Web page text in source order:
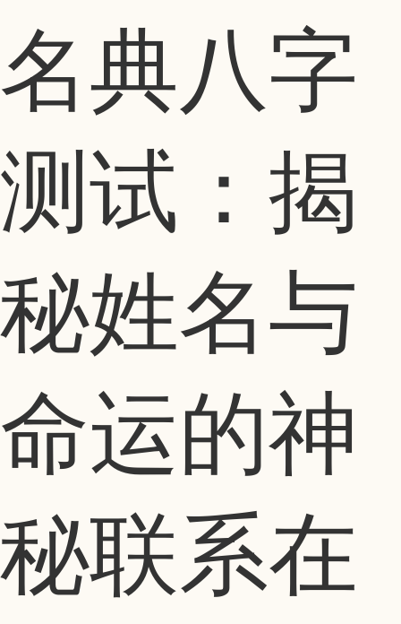
名典八字
测试：揭
秘姓名与
命运的神
秘联系在